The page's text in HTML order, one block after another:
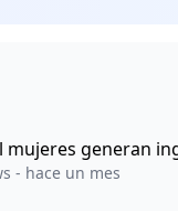
generan
- hace un mes